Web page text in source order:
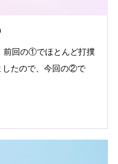
前回の①でほとんど打撲
したので、今回の②で